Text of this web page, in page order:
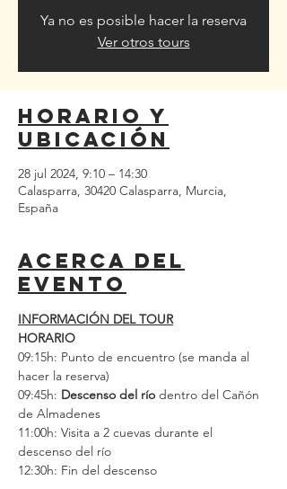
Ya no es posible hacer la reserva
Ver otros tours
Horario y
ubicación
28 jul 2024, 9:10 – 14:30
Calasparra, 30420 Calasparra, Murcia,
España
Acerca del
evento
INFORMACIÓN DEL TOUR
HORARIO
09:15h: Punto de encuentro (se manda al
hacer la reserva)
09:45h: Descenso del río dentro del Cañón
de Almadenes
11:00h: Visita a 2 cuevas durante el
descenso del río
12:30h: Fin del descenso